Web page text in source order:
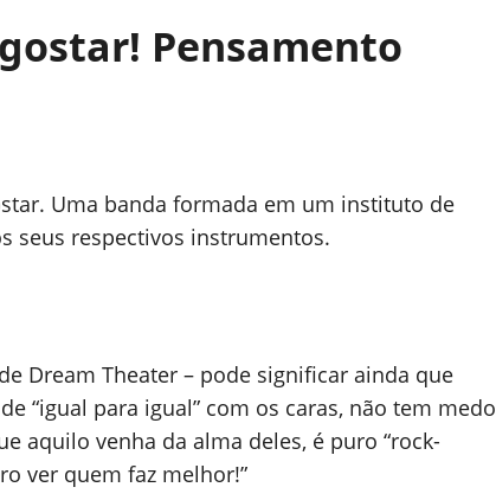
Pensamento
Uma banda formada em um instituto de
seus respectivos instrumentos.
Dream Theater – pode significar ainda que
“igual para igual” com os caras, não tem medo
aquilo venha da alma deles, é puro “rock-
ver quem faz melhor!”